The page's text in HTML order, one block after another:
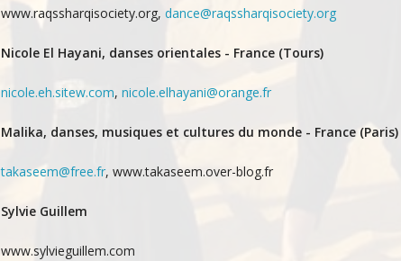
www.raqssharqisociety.org, dance@raqssharqisociety.org
Nicole El Hayani, danses orientales - France (Tours)
nicole.eh.sitew.com, nicole.elhayani@orange.fr
Malika, danses, musiques et cultures du monde - France (Paris)
takaseem@free.fr, www.takaseem.over-blog.fr
Sylvie Guillem
www.sylvieguillem.com